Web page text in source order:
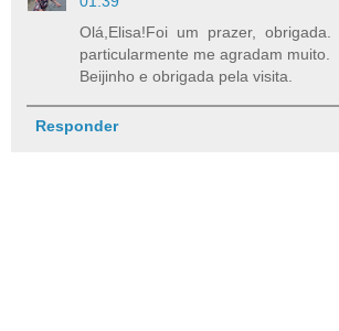
Olá,Elisa!Foi um prazer,
particularmente me agradam muito.
Beijinho e obrigada pela visita.
Responder